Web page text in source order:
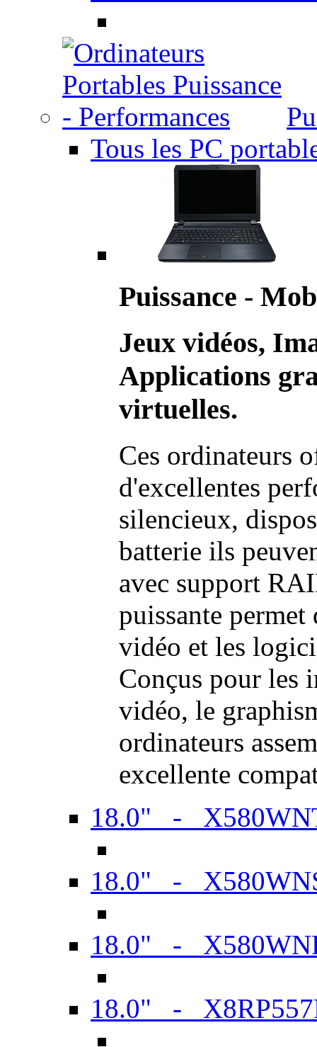
Tous les PC
Puissance -
Jeux vidéos,
Applications
virtuelles.
Ces ordinateurs
d'excellentes
silencieux,
batterie ils
avec support
puissante permet
vidéo et les
Conçus pour les
vidéo, le
ordinateurs
excellente
18.0" -
18.0" -
18.0" -
18.0" -